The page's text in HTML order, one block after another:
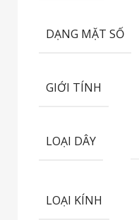
DẠNG MẶT SỐ
GIỚI TÍNH
LOẠI DÂY
LOẠI KÍNH